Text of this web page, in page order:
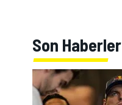
Son Haberler